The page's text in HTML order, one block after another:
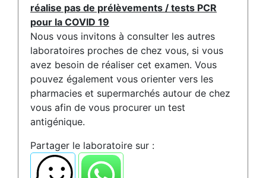
réalise pas de prélèvements / tests PCR
pour la COVID 19
Nous vous invitons à consulter les autres
laboratoires proches de chez vous, si vous
avez besoin de réaliser cet examen. Vous
pouvez également vous orienter vers les
pharmacies et supermarchés autour de chez
vous afin de vous procurer un test
antigénique.
Partager le laboratoire sur :